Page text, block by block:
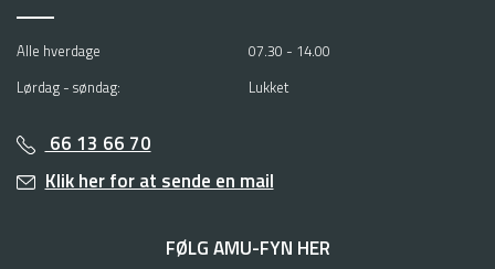
Alle hverdage
07.30 - 14.00
Lørdag - søndag:
Lukket
66 13 66 70
Klik her for at sende en mail
FØLG AMU-FYN HER